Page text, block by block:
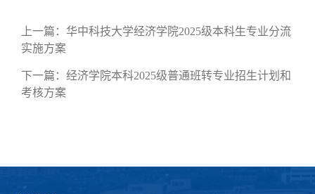
上一篇：华中科技大学经济学院2025级本科生专业分流
实施方案
下一篇：经济学院本科2025级普通班转专业招生计划和
考核方案